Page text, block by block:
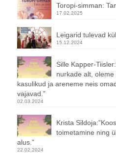
Toropi-simman:
17.02.2025
Leigarid tulevad
15.12.2024
Sille Kapper-
nurkade alt,
kasulikud ja areneme neis
vajavad.”
02.03.2024
Krista
toimetamine ning
alus.”
22.02.2024